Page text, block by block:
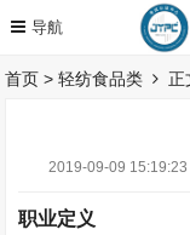
首页 >轻纺食品类 正
2019-09-09 15:19:23
职业定义